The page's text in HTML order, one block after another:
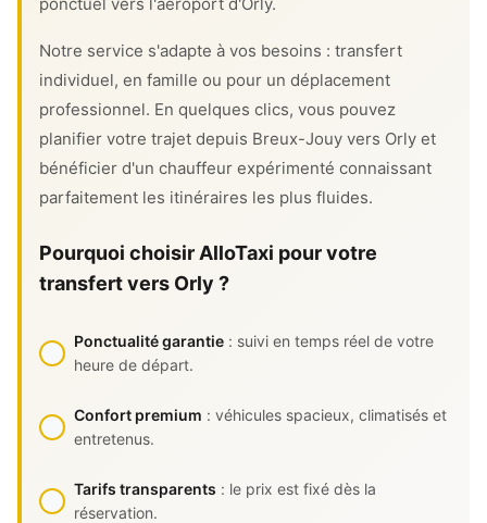
Notre service s'adapte à vos besoins : transfert
individuel, en famille ou pour un déplacement
professionnel. En quelques clics, vous pouvez
planifier votre trajet depuis Breux-Jouy vers Orly et
bénéficier d'un chauffeur expérimenté connaissant
parfaitement les itinéraires les plus fluides.
Pourquoi choisir AlloTaxi pour votre
transfert vers Orly ?
Ponctualité garantie : suivi en temps réel de votre
heure de départ.
Confort premium : véhicules spacieux, climatisés et
entretenus.
Tarifs transparents : le prix est fixé dès la
réservation.